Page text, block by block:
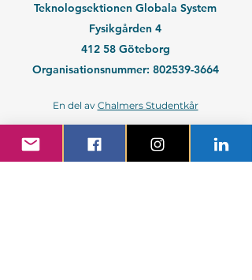
Teknologsektionen Globala System
Fysikgården 4
412 58 Göteborg
Organisationsnummer: 802539-3664
En del av Chalmers Studentkår
Kontakt företag